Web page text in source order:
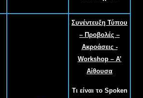
Συνέντευξη Τύπου
– Προβολές –
Ακροάσεις -
Workshop – Α’
Αίθουσα
Τι είναι το Spoken